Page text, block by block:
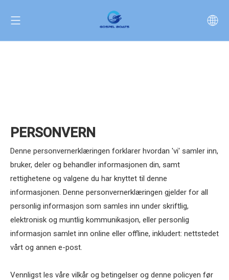
PERSONVERN
Denne personvernerklæringen forklarer hvordan 'vi' samler inn,
bruker, deler og behandler informasjonen din, samt
rettighetene og valgene du har knyttet til denne
informasjonen. Denne personvernerklæringen gjelder for all
personlig informasjon som samles inn under skriftlig,
elektronisk og muntlig kommunikasjon, eller personlig
informasjon samlet inn online eller offline, inkludert: nettstedet
vårt og annen e-post.
Vennligst les våre vilkår og betingelser og denne policyen før